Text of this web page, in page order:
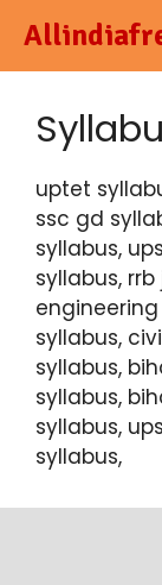
content
uptet
ssc gd
syllabus,
syllabus,
syllabus,
syllabus,
syllabus,
syllabus,
syllabus,